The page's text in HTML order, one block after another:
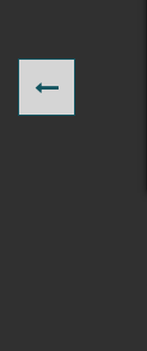
Previous